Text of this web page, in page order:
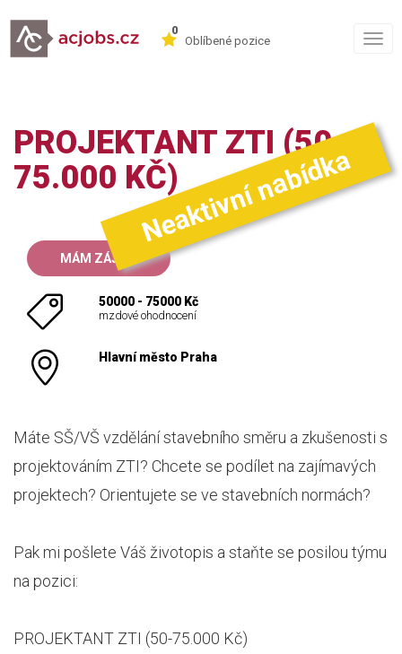
0
Oblíbené pozice
PROJEKTANT ZTI (50-
75.000 KČ)Neaktivní nabídka
MÁM ZÁJEM
50000 - 75000 Kč
mzdové ohodnocení
Hlavní město Praha
Máte SŠ/VŠ vzdělání stavebního směru a zkušenosti s
projektováním ZTI? Chcete se podílet na zajímavých
projektech? Orientujete se ve stavebních normách?
Pak mi pošlete Váš životopis a staňte se posilou týmu
na pozici:
PROJEKTANT ZTI (50-75.000 Kč)